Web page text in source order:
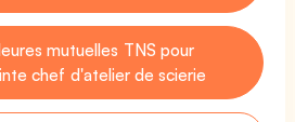
mutuelles TNS pour
chef d'atelier de scierie